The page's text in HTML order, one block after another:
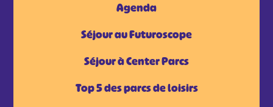
Agenda
Séjour au Futuroscope
Séjour à Center Parcs
Top 5 des parcs de loisirs